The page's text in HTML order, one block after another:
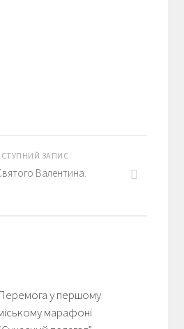
ЗАПИС
Валентина.
у першому
марафоні